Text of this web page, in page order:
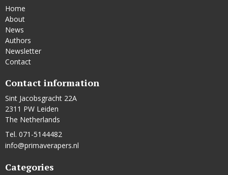
Home
About
News
Authors
Newsletter
Contact
Contact information
Sint Jacobsgracht 22A
2311 PW Leiden
The Netherlands
Tel. 071-5144482
info@primaverapers.nl
Categories